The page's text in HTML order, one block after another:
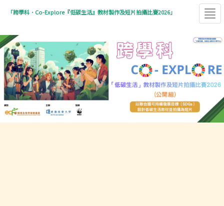
「跨學科．Co-Explore『低碳生活』教材製作及短片拍攝比賽2026」